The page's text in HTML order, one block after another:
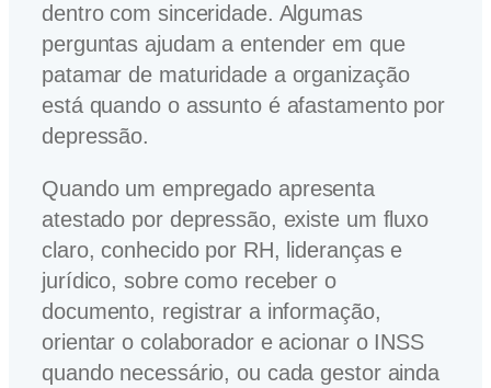
dentro com sinceridade. Algumas
perguntas ajudam a entender em que
patamar de maturidade a organização
está quando o assunto é afastamento por
depressão.
Quando um empregado apresenta
atestado por depressão, existe um fluxo
claro, conhecido por RH, lideranças e
jurídico, sobre como receber o
documento, registrar a informação,
orientar o colaborador e acionar o INSS
quando necessário, ou cada gestor ainda